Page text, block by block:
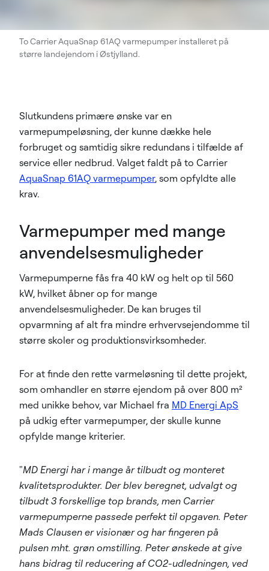
To Carrier AquaSnap 61AQ varmepumper installeret på
større landejendom i Østjylland.
Slutkundens primære ønske var en
varmepumpeløsning, der kunne dække hele
forbruget og samtidig sikre redundans i tilfælde af
service eller nedbrud. Valget faldt på to Carrier
AquaSnap 61AQ varmepumper, som opfyldte alle
krav.
Varmepumper med mange
anvendelsesmuligheder
Varmepumperne fås fra 40 kW og helt op til 560
kW, hvilket åbner op for mange
anvendelsesmuligheder. De kan bruges til
opvarmning af alt fra mindre erhvervsejendomme til
større skoler og produktionsvirksomheder.
For at finde den rette varmeløsning til dette projekt,
som omhandler en større ejendom på over 800 m²
med unikke behov, var Michael fra MD Energi ApS
på udkig efter varmepumper, der skulle kunne
opfylde mange kriterier.
"MD Energi har i mange år tilbudt og monteret
kvalitetsprodukter. Der blev beregnet, udvalgt og
tilbudt 3 forskellige top brands, men Carrier
varmepumperne passede perfekt til opgaven. Peter
Mads Clausen er visionær og har fingeren på
pulsen mht. grøn omstilling. Peter ønskede at give
hans bidrag til reducering af CO2-udledningen, ved